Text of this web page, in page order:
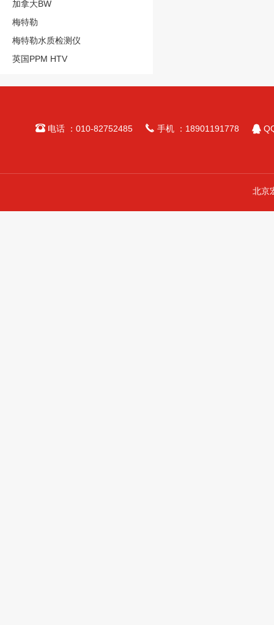
加拿大BW
梅特勒
梅特勒水质检测仪
英国PPM HTV
电话 ：010-82752485  手机 ：18901191778 
北京